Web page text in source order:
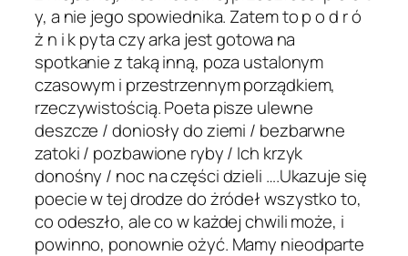
y, a nie jego spowiednika. Zatem to p o d r ó
ż n i k pyta czy arka jest gotowa na
spotkanie z taką inną, poza ustalonym
czasowym i przestrzennym porządkiem,
rzeczywistością. Poeta pisze ulewne
deszcze / doniosły do ziemi / bezbarwne
zatoki / pozbawione ryby / Ich krzyk
donośny / noc na części dzieli ….Ukazuje się
poecie w tej drodze do żródeł wszystko to,
co odeszło, ale co w każdej chwili może, i
powinno, ponownie ożyć. Mamy nieodparte